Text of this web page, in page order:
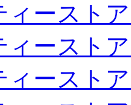
ィースト
ィースト
ィースト